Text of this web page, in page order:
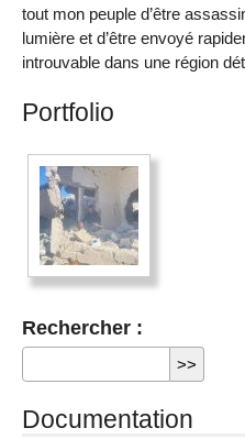
tout mon peuple d’être
lumière et d’être envoyé
introuvable dans une région
Portfolio
Rechercher :
Documentation